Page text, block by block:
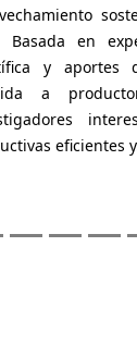
Basada en
y aportes
a
eficientes